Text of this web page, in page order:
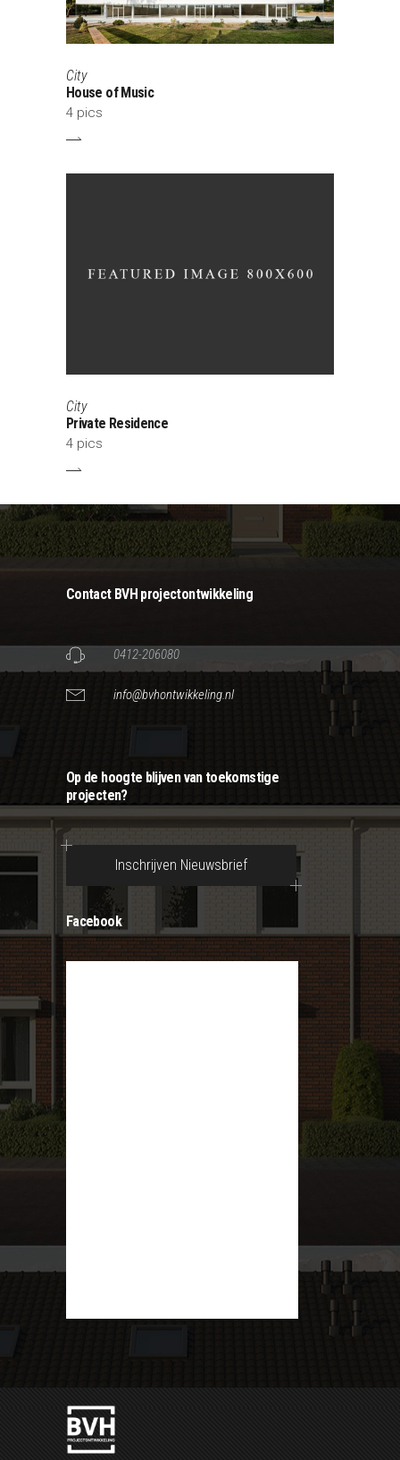
City
House of Music
4 pics
City
Private Residence
4 pics
Contact BVH projectontwikkeling
0412-206080
info@bvhontwikkeling.nl
Op de hoogte blijven van toekomstige
projecten?
Inschrijven Nieuwsbrief
Facebook